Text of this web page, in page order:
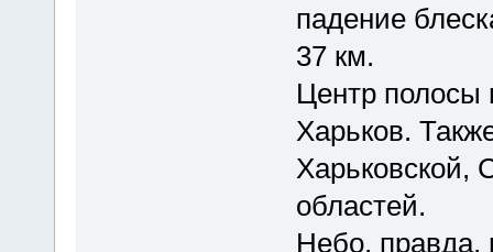
падение
37 км.
Центр полосы
Харьков.
Харьковской,
областей.
Небо,